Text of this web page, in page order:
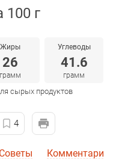
100 г
Жиры
26
грамм
Углеводы
41.6
грамм
сырых продуктов
4
Советы Комментарии